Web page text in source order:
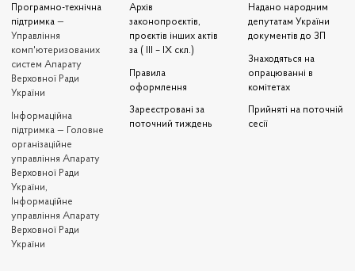
Програмно-технічна
підтримка —
Управління
комп'ютеризованих
систем Апарату
Верховної Ради
України
Iнформаційна
підтримка — Головне
організаційне
управління Апарату
Верховної Ради
України,
Інформаційне
управління Апарату
Верховної Ради
України
Архів
законопроєктів,
проєктів інших актів
за ( III – IX скл.)
Правила
оформлення
Зареєстровані за
поточний тиждень
Надано народним
депутатам України
документів до ЗП
Знаходяться на
опрацюванні в
комітетах
Прийняті на поточній
сесії